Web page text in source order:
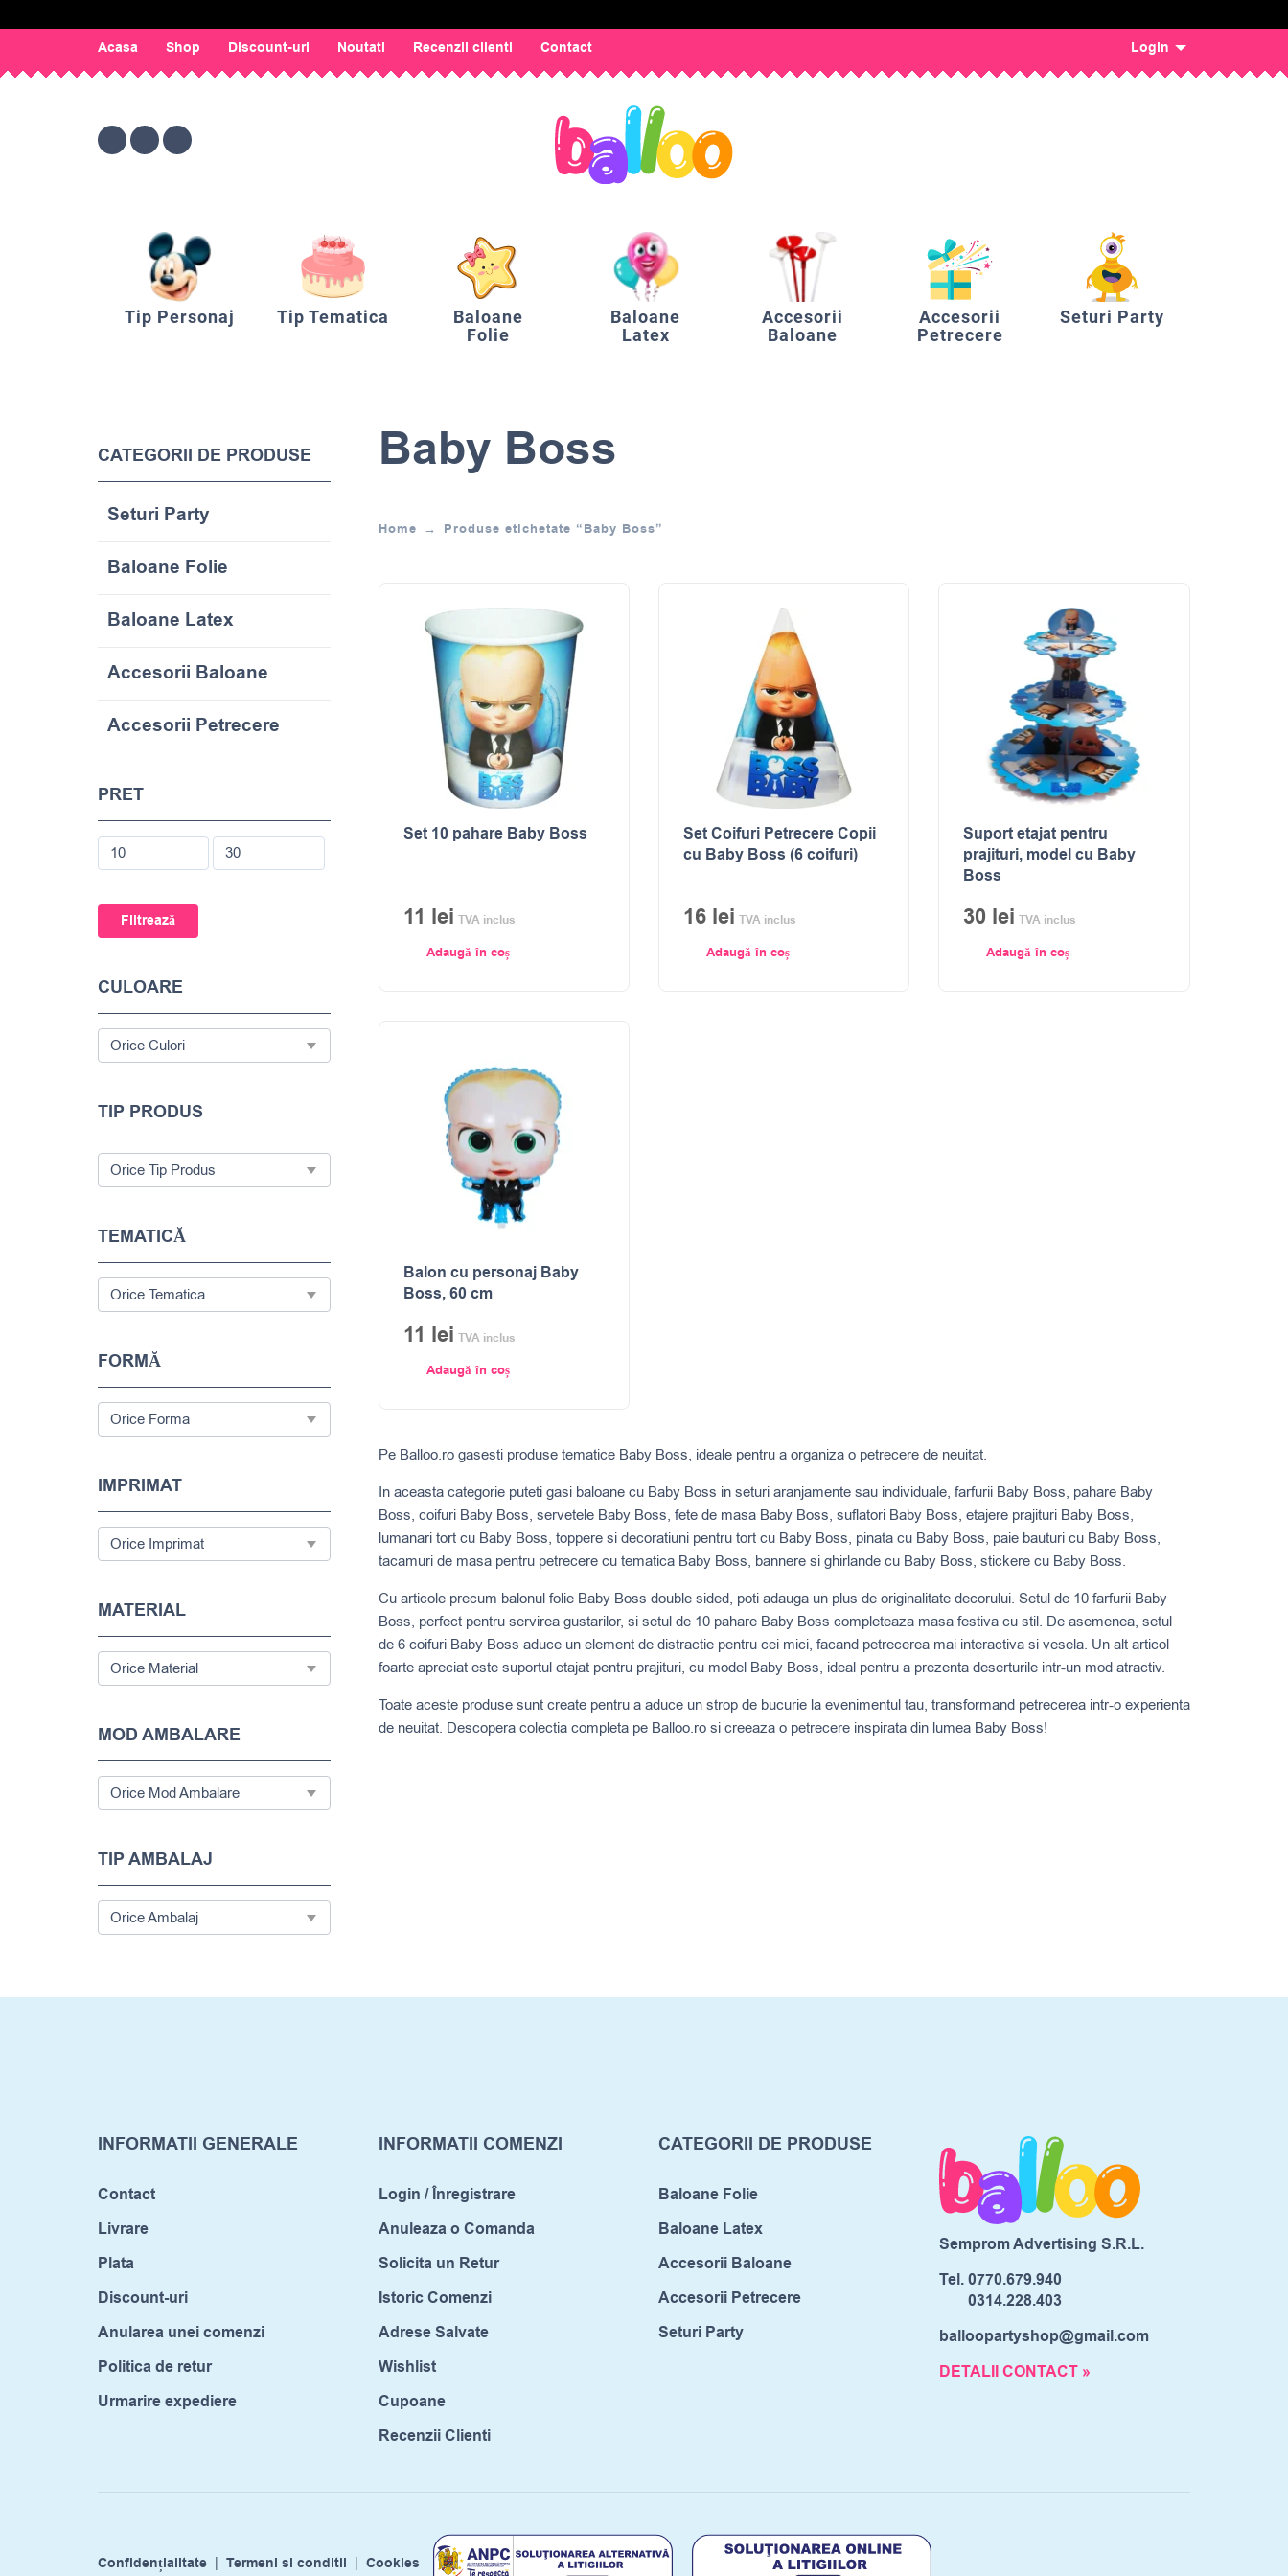
Acasa Shop Discount-uri Noutati Recenzii clienti Contact Login
Tip Personaj Tip Tematica
Baloane
Folie
Baloane
Latex
Accesorii
Baloane
Accesorii
Petrecere
Seturi Party
CATEGORII DE PRODUSE
Seturi Party
Baloane Folie
Baloane Latex
Accesorii Baloane
Accesorii Petrecere
PRET
Filtrează
CULOARE
TIP PRODUS
TEMATICĂ
FORMĂ
IMPRIMAT
MATERIAL
MOD AMBALARE
TIP AMBALAJ
Baby Boss
Home Produse etichetate “Baby Boss”
Set 10 pahare Baby Boss
11 lei TVA inclus
Adaugă în coș
Set Coifuri Petrecere Copii
cu Baby Boss (6 coifuri)
16 lei TVA inclus
Adaugă în coș
Suport etajat pentru
prajituri, model cu Baby
Boss
30 lei TVA inclus
Adaugă în coș
Balon cu personaj Baby
Boss, 60 cm
11 lei TVA inclus
Adaugă în coș
Pe Balloo.ro gasesti produse tematice Baby Boss, ideale pentru a organiza o petrecere de neuitat.
In aceasta categorie puteti gasi baloane cu Baby Boss in seturi aranjamente sau individuale, farfurii Baby Boss, pahare Baby
Boss, coifuri Baby Boss, servetele Baby Boss, fete de masa Baby Boss, suflatori Baby Boss, etajere prajituri Baby Boss,
lumanari tort cu Baby Boss, toppere si decoratiuni pentru tort cu Baby Boss, pinata cu Baby Boss, paie bauturi cu Baby Boss,
tacamuri de masa pentru petrecere cu tematica Baby Boss, bannere si ghirlande cu Baby Boss, stickere cu Baby Boss.
Cu articole precum balonul folie Baby Boss double sided, poti adauga un plus de originalitate decorului. Setul de 10 farfurii Baby
Boss, perfect pentru servirea gustarilor, si setul de 10 pahare Baby Boss completeaza masa festiva cu stil. De asemenea, setul
de 6 coifuri Baby Boss aduce un element de distractie pentru cei mici, facand petrecerea mai interactiva si vesela. Un alt articol
foarte apreciat este suportul etajat pentru prajituri, cu model Baby Boss, ideal pentru a prezenta deserturile intr-un mod atractiv.
Toate aceste produse sunt create pentru a aduce un strop de bucurie la evenimentul tau, transformand petrecerea intr-o experienta
de neuitat. Descopera colectia completa pe Balloo.ro si creeaza o petrecere inspirata din lumea Baby Boss!
INFORMATII GENERALE
Contact
Livrare
Plata
Discount-uri
Anularea unei comenzi
Politica de retur
Urmarire expediere
INFORMATII COMENZI
Login / Înregistrare
Anuleaza o Comanda
Solicita un Retur
Istoric Comenzi
Adrese Salvate
Wishlist
Cupoane
Recenzii Clienti
CATEGORII DE PRODUSE
Baloane Folie
Baloane Latex
Accesorii Baloane
Accesorii Petrecere
Seturi Party
Semprom Advertising S.R.L.
Tel.0770.679.940
0314.228.403
balloopartyshop@gmail.com
DETALII CONTACT »
Confidențialitate | Termeni si conditii | Cookies